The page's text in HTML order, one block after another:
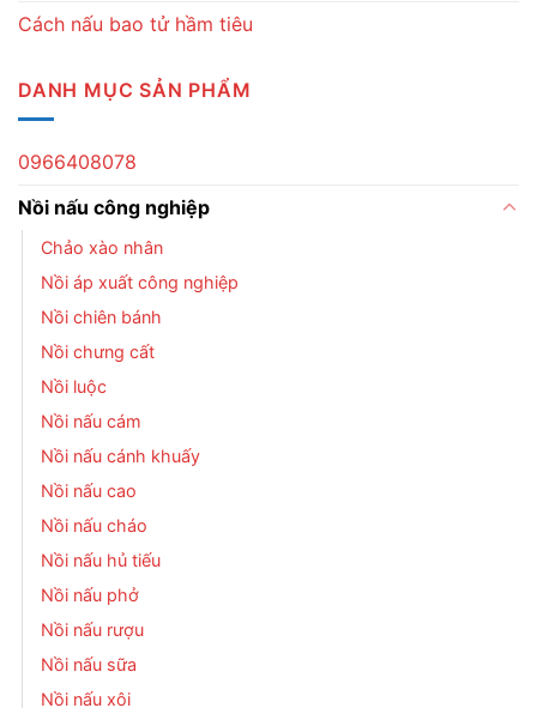
Cách nấu bao tử hầm tiêu
DANH MỤC SẢN PHẨM
0966408078
Nồi nấu công nghiệp
Chảo xào nhân
Nồi áp xuất công nghiệp
Nồi chiên bánh
Nồi chưng cất
Nồi luộc
Nồi nấu cám
Nồi nấu cánh khuấy
Nồi nấu cao
Nồi nấu cháo
Nồi nấu hủ tiếu
Nồi nấu phở
Nồi nấu rượu
Nồi nấu sữa
Nồi nấu xôi